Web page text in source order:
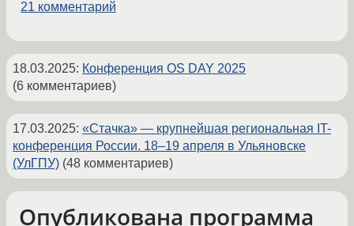
21 комментарий
18.03.2025: Конференция OS DAY 2025
(6 комментариев)
17.03.2025: «Стачка» — крупнейшая региональная IT-
конференция России. 18–19 апреля в Ульяновске
(УлГПУ) (48 комментариев)
Опубликована программа